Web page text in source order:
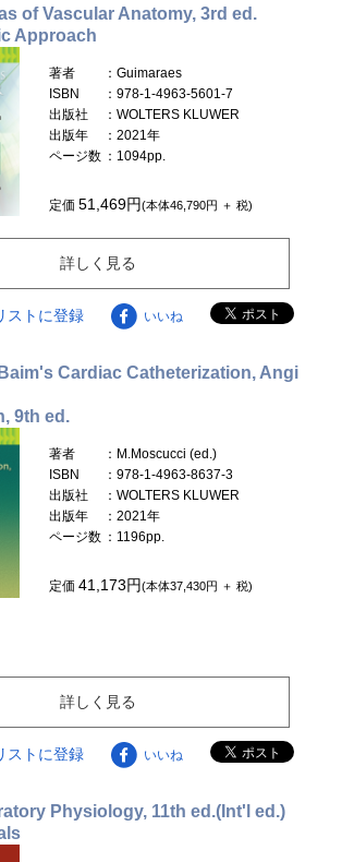
of Vascular Anatomy, 3rd ed.
Approach
著者
：Guimaraes
ISBN
：978-1-4963-5601-7
出版社
：WOLTERS KLUWER
出版年
：2021年
ページ数 ：1094pp.
定価51,469円(本体46,790円 ＋ 税)
詳しく見る
ストに登録 いいね
Cardiac Catheterization, Angi
9th ed.
著者
：M.Moscucci (ed.)
ISBN
：978-1-4963-8637-3
出版社
：WOLTERS KLUWER
出版年
：2021年
ページ数 ：1196pp.
定価41,173円(本体37,430円 ＋ 税)
詳しく見る
ストに登録 いいね
Physiology, 11th ed.(Int'l ed.)